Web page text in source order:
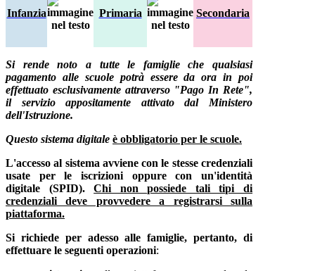
Infanzia Primaria Secondaria
Si rende noto a tutte le famiglie che qualsiasi
pagamento alle scuole potrà essere da ora in poi
effettuato esclusivamente attraverso "Pago In Rete",
il servizio appositamente attivato dal Ministero
dell'Istruzione.
Questo sistema digitale è obbligatorio per le scuole.
L'accesso al sistema avviene con le stesse credenziali
usate per le iscrizioni oppure con un'identità
digitale (SPID).Chi non possiede tali tipi di
credenziali deve provvedere a registrarsi sulla
piattaforma.
Si richiede per adesso alle famiglie, pertanto, di
effettuare le seguenti operazioni: